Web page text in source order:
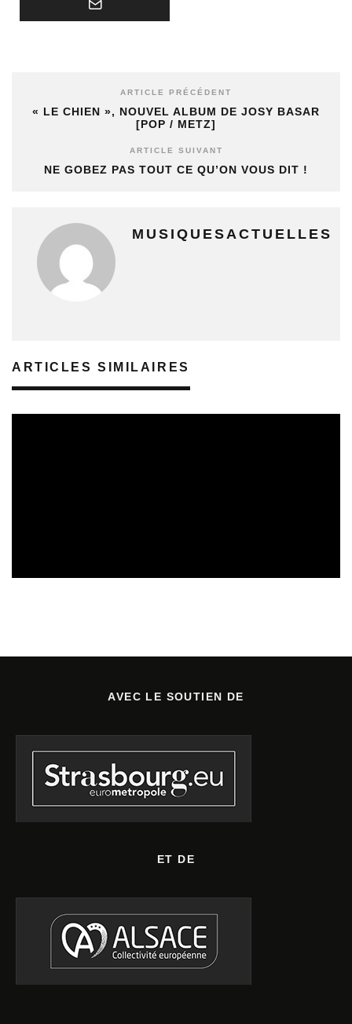
ARTICLE PRÉCÉDENT
« LE CHIEN », NOUVEL ALBUM DE JOSY BASAR
[POP / METZ]
ARTICLE SUIVANT
NE GOBEZ PAS TOUT CE QU’ON VOUS DIT !
MUSIQUESACTUELLES
ARTICLES SIMILAIRES
AVEC LE SOUTIEN DE
ET DE